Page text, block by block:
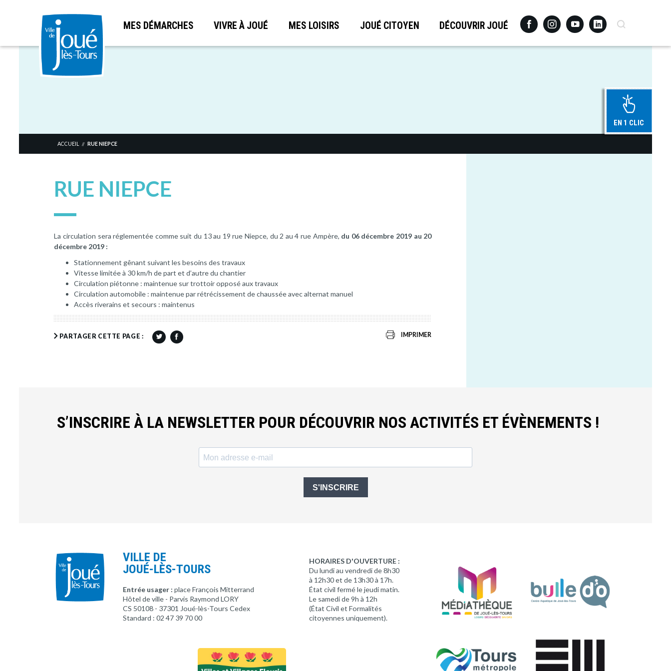
Aller
MES DÉMARCHES VIVRE À JOUÉ MES LOISIRS JOUÉ CITOYEN DÉCOUVRIR JOUÉ FacebookInstagramYoutubeLinkedinRecherche
EN 1 CLIC
ACCUEIL // RUE NIEPCE
RUE NIEPCE
La circulation sera réglementée comme suit du 13 au 19 rue Niepce, du 2 au 4 rue Ampère, du 06 décembre 2019 au 20
décembre 2019 :
Stationnement gênant suivant les besoins des travaux
Vitesse limitée à 30 km/h de part et d’autre du chantier
Circulation piétonne : maintenue sur trottoir opposé aux travaux
Circulation automobile : maintenue par rétrécissement de chaussée avec alternat manuel
Accès riverains et secours : maintenus
PARTAGER CETTE PAGE : IMPRIMER
S’INSCRIRE À LA NEWSLETTER POUR DÉCOUVRIR NOS ACTIVITÉS ET ÉVÈNEMENTS !
S'INSCRIRE
VILLE DE
JOUÉ-LÈS-TOURS
Entrée usager : place François Mitterrand
Hôtel de ville - Parvis Raymond LORY
CS 50108 - 37301 Joué-lès-Tours Cedex
Standard : 02 47 39 70 00
HORAIRES D'OUVERTURE :
Du lundi au vendredi de 8h30
à 12h30 et de 13h30 à 17h.
État civil fermé le jeudi matin.
Le samedi de 9h à 12h
(État Civil et Formalités
citoyennes uniquement).